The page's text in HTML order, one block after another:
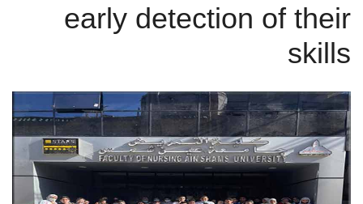
المراكز والوحدات
الإعلام
تواصل معنا
الطلاب
early detection of their
skills